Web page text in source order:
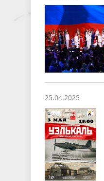
25.04.2025